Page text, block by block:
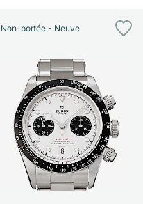
Non-portée - Neuve